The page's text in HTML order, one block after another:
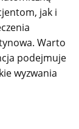
jak i
Warto
podejmuje
wyzwania